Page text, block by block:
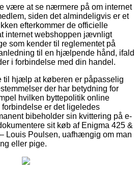
være at se nærmere på om internet
siden det almindeligvis er et
efterkommer de officielle
internet webshoppen jævnligt
som kender til reglementet på
til en hjælpende hånd, ifald
i forbindelse med din handel.
til hjælp at køberen er påpasselig
der har betydning for
hvilken byttepolitik online
forbindelse er det ligeledes
bibeholder sin kvittering på e-
sit køb af Enigma 425 &
Louis Poulsen, uafhængig om man
eller pige.